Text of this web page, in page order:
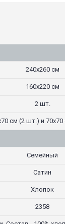
240х260 см
160х220 см
2 шт.
см (2 шт.) и
Семейный
Сатин
Хлопок
2358